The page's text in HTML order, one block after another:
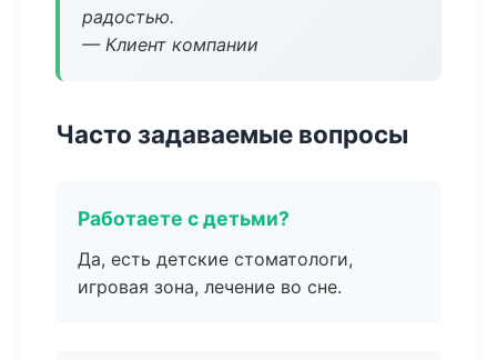
радостью.
— Клиент компании
Часто задаваемые вопросы
Работаете с детьми?
Да, есть детские стоматологи,
игровая зона, лечение во сне.